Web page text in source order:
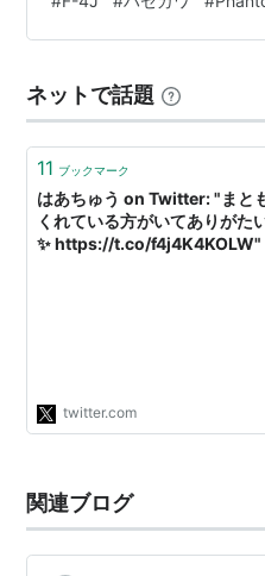
げる気にならなかったので
トは、これまで何機か製作
装で組み立ててみました 一
グラインやバリを処理して
ネットで話題
11 ブックマーク
はあちゅう on Twitter: "まと
くれている方がいてありがた
✨ https://t.co/f4j4K4KOLW"
twitter.com
関連ブログ